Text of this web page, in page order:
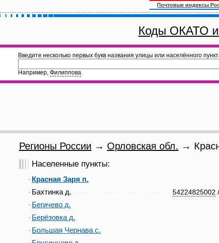
Почтовые индексы
Коды ОКАТО
Введите несколько первых букв названия улицы или населённого
Например, Филиппова.
Регионы России → Орловская обл. →
Населенные пункты:
Красная Заря п.
54224825002
Бахтинка д.
Бегичево д.
Берёзовка д.
Большая Чернава с.